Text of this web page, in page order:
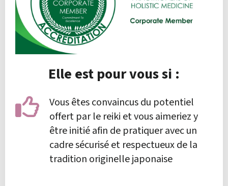
Elle est pour vous si :
Vous êtes convaincus du potentiel
offert par le reiki et vous aimeriez y
être initié afin de pratiquer avec un
cadre sécurisé et respectueux de la
tradition originelle japonaise